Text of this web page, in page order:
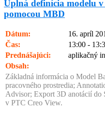
Úplná definícia modelu
pomocou MBD
Dátum:
16. apríl
Čas:
13:00 -
Prednášajúci:
aplikačný
Obsah:
Základná informácia o Model
pracovného prostredia;
Advisor; Export 3D anotácií do
v PTC Creo View.